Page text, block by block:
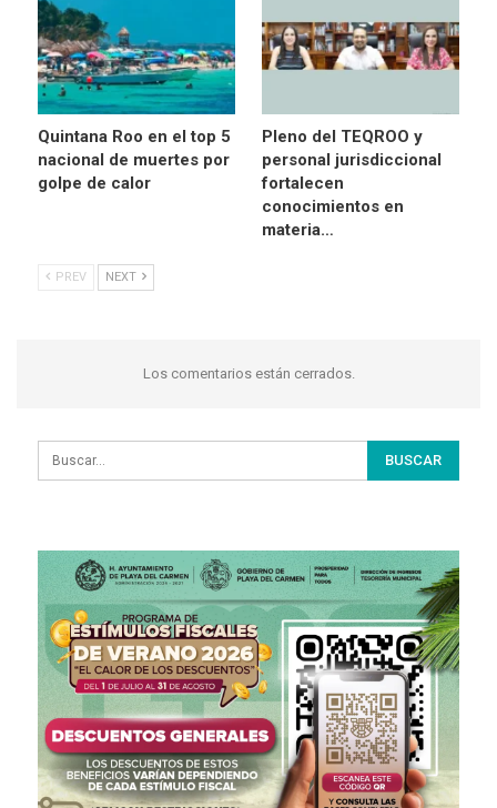
Quintana Roo en el top 5
nacional de muertes por
golpe de calor
Pleno del TEQROO y
personal jurisdiccional
fortalecen
conocimientos en
materia…
PREV NEXT
Los comentarios están cerrados.